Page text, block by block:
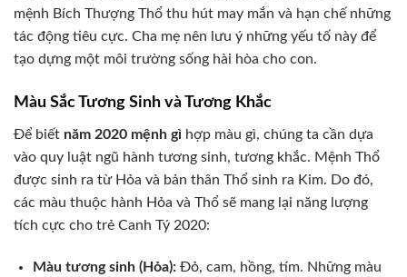
mệnh Bích Thượng Thổ thu hút may mắn và hạn chế những
tác động tiêu cực. Cha mẹ nên lưu ý những yếu tố này để
tạo dựng một môi trường sống hài hòa cho con.
Màu Sắc Tương Sinh và Tương Khắc
Để biết năm 2020 mệnh gì hợp màu gì, chúng ta cần dựa
vào quy luật ngũ hành tương sinh, tương khắc. Mệnh Thổ
được sinh ra từ Hỏa và bản thân Thổ sinh ra Kim. Do đó,
các màu thuộc hành Hỏa và Thổ sẽ mang lại năng lượng
tích cực cho trẻ Canh Tý 2020:
Màu tương sinh (Hỏa):Đỏ, cam, hồng, tím. Những màu